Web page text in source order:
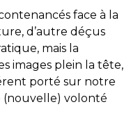
face à la
d’autre déçus
mais la
images plein la tête,
porté sur notre
(nouvelle) volonté